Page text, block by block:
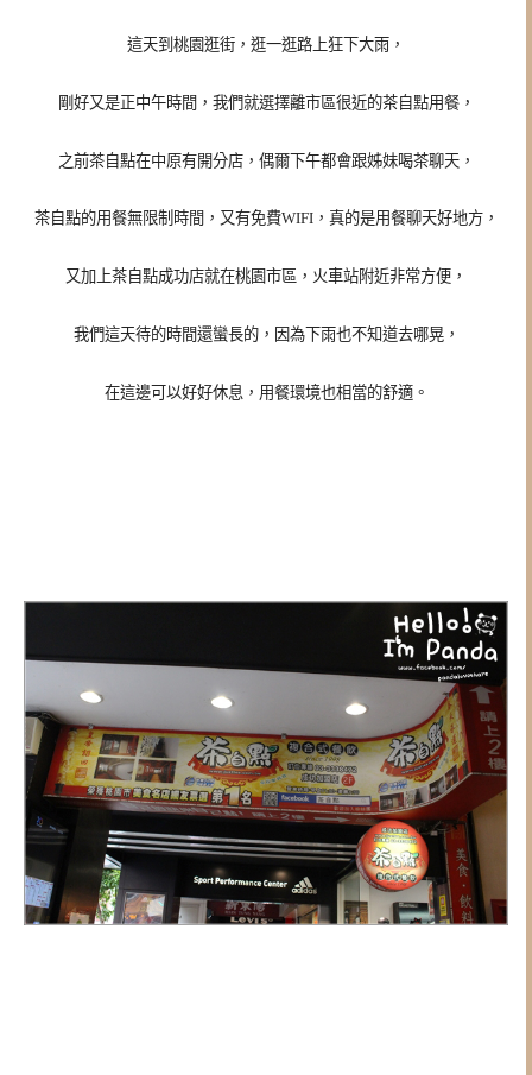
這天到桃園逛街，逛一逛路上狂下大雨，
剛好又是正中午時間，我們就選擇離市區很近的茶自點用餐，
之前茶自點在中原有開分店，偶爾下午都會跟姊妹喝茶聊天，
茶自點的用餐無限制時間，又有免費WIFI，真的是用餐聊天好地方，
又加上茶自點成功店就在桃園市區，火車站附近非常方便，
我們這天待的時間還蠻長的，因為下雨也不知道去哪晃，
在這邊可以好好休息，用餐環境也相當的舒適。